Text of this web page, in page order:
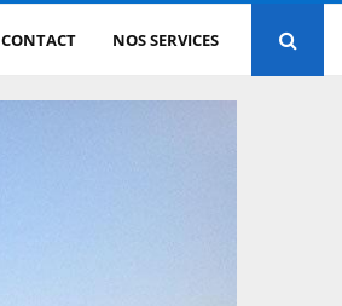
CONTACT NOS SERVICES